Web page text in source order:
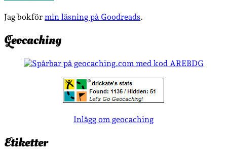
Jag bokför min läsning på Goodreads.
Geocaching
Inlägg om geocaching
Etiketter